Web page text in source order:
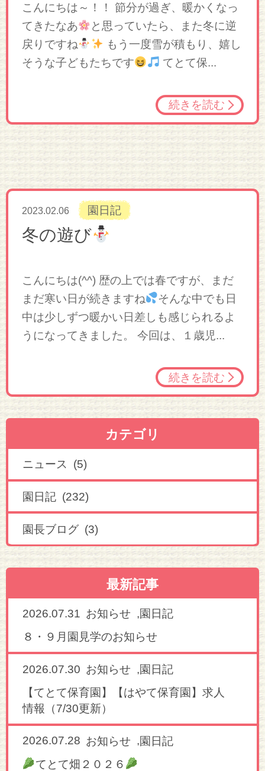
こんにちは～！！ 節分が過ぎ、暖かくなっ
てきたなあ
と思っていたら、また冬に逆
戻りですね
もう一度雪が積もり、嬉し
そうな子どもたちです
てとて保...
続きを読む
2023.02.06 園日記
冬の遊び
こんにちは(^^) 歴の上では春ですが、まだ
まだ寒い日が続きますね
そんな中でも日
中は少しずつ暖かい日差しも感じられるよ
うになってきました。 今回は、１歳児...
続きを読む
カテゴリ
ニュース (5)
園日記 (232)
園長ブログ (3)
最新記事
2026.07.31 お知らせ ,園日記
８・９月園見学のお知らせ
2026.07.30 お知らせ ,園日記
【てとて保育園】【はやて保育園】求人
情報（7/30更新）
2026.07.28 お知らせ ,園日記
てとて畑２０２６